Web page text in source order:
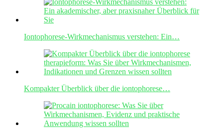
Iontophorese-Wirkmechanismus verstehen: Ein…
Kompakter Überblick über die iontophorese…